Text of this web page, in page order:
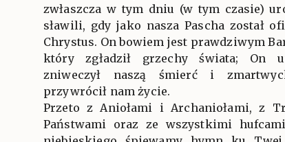
zwłaszcza w tym dniu (w tym czasie)
sławili, gdy jako nasza Pascha został
Chrystus. On bowiem jest prawdziwym
który zgładził grzechy świata; On
zniweczył naszą śmierć i
przywrócił nam życie.
Przeto z Aniołami i Archaniołami, z
Państwami oraz ze wszystkimi